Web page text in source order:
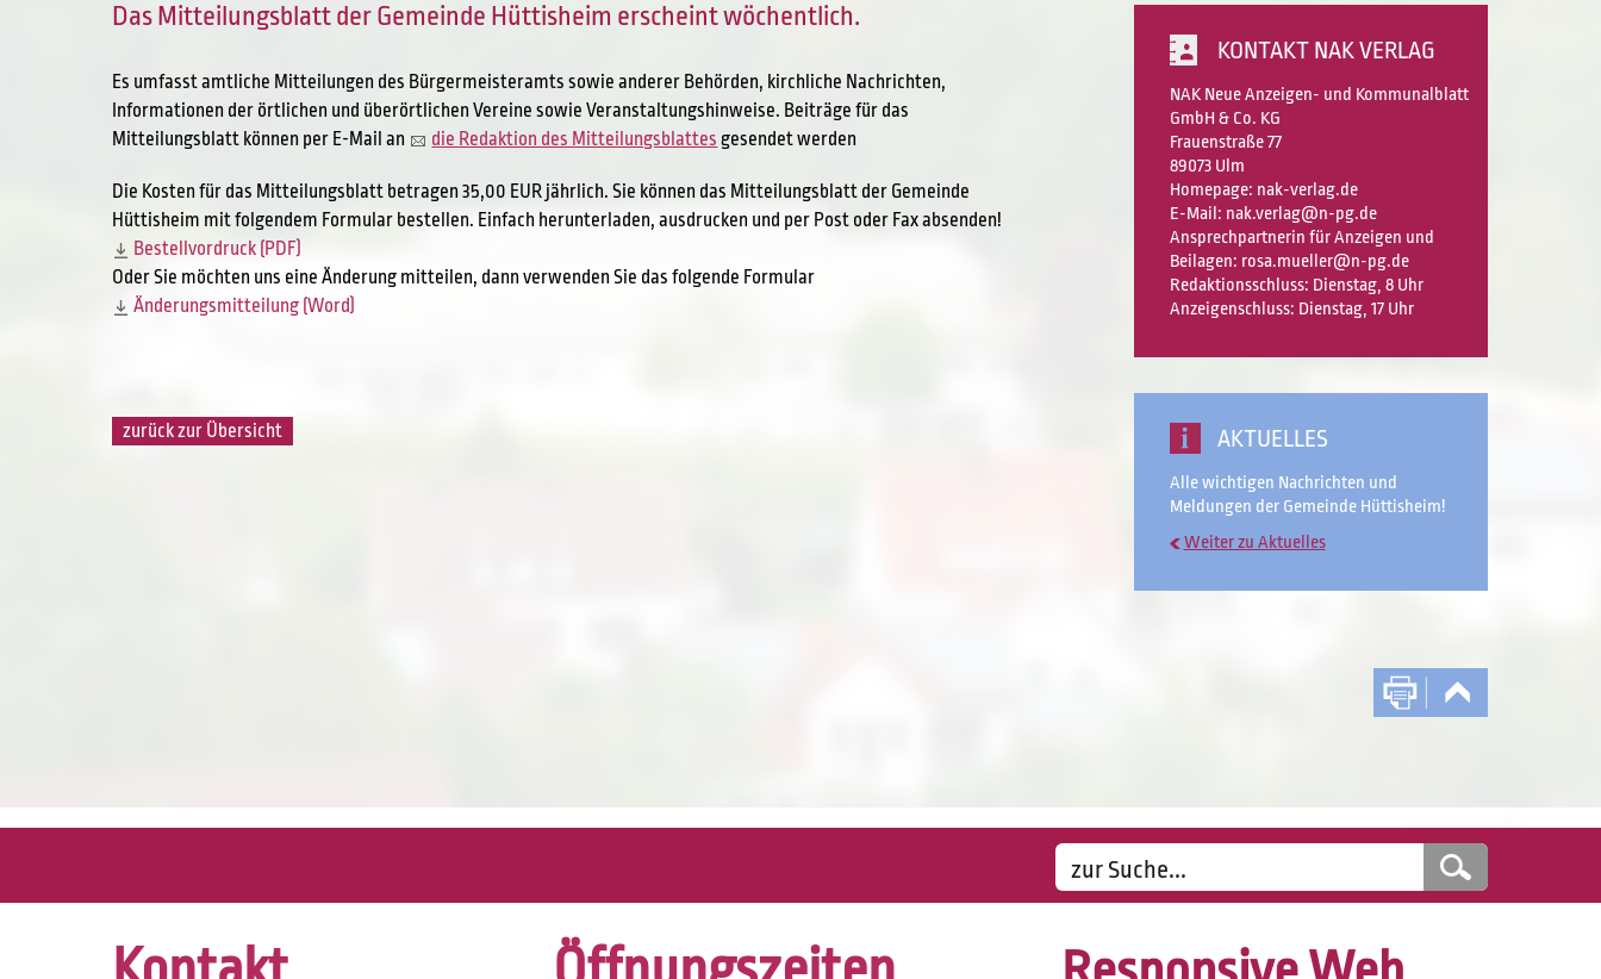
Das Mitteilungsblatt der Gemeinde Hüttisheim erscheint wöchentlich.
Es umfasst amtliche Mitteilungen des Bürgermeisteramts sowie anderer Behörden, kirchliche Nachrichten,
Informationen der örtlichen und überörtlichen Vereine sowie Veranstaltungshinweise. Beiträge für das
Mitteilungsblatt können per E-Mail an
die Redaktion des Mitteilungsblattes gesendet werden
Die Kosten für das Mitteilungsblatt betragen 35,00 EUR jährlich. Sie können das Mitteilungsblatt der Gemeinde
Hüttisheim mit folgendem Formular bestellen. Einfach herunterladen, ausdrucken und per Post oder Fax absenden!
Bestellvordruck (PDF)
Oder Sie möchten uns eine Änderung mitteilen, dann verwenden Sie das folgende Formular
Änderungsmitteilung (Word)
zurück zur Übersicht
KONTAKT NAK VERLAG
NAK Neue Anzeigen- und Kommunalblatt
GmbH & Co. KG
Frauenstraße 77
89073 Ulm
Homepage: nak-verlag.de
E-Mail: nak.verlag@n-pg.de
Ansprechpartnerin für Anzeigen und
Beilagen: rosa.mueller@n-pg.de
Redaktionsschluss: Dienstag, 8 Uhr
Anzeigenschluss: Dienstag, 17 Uhr
AKTUELLES
Alle wichtigen Nachrichten und
Meldungen der Gemeinde Hüttisheim!
Weiter zu Aktuelles